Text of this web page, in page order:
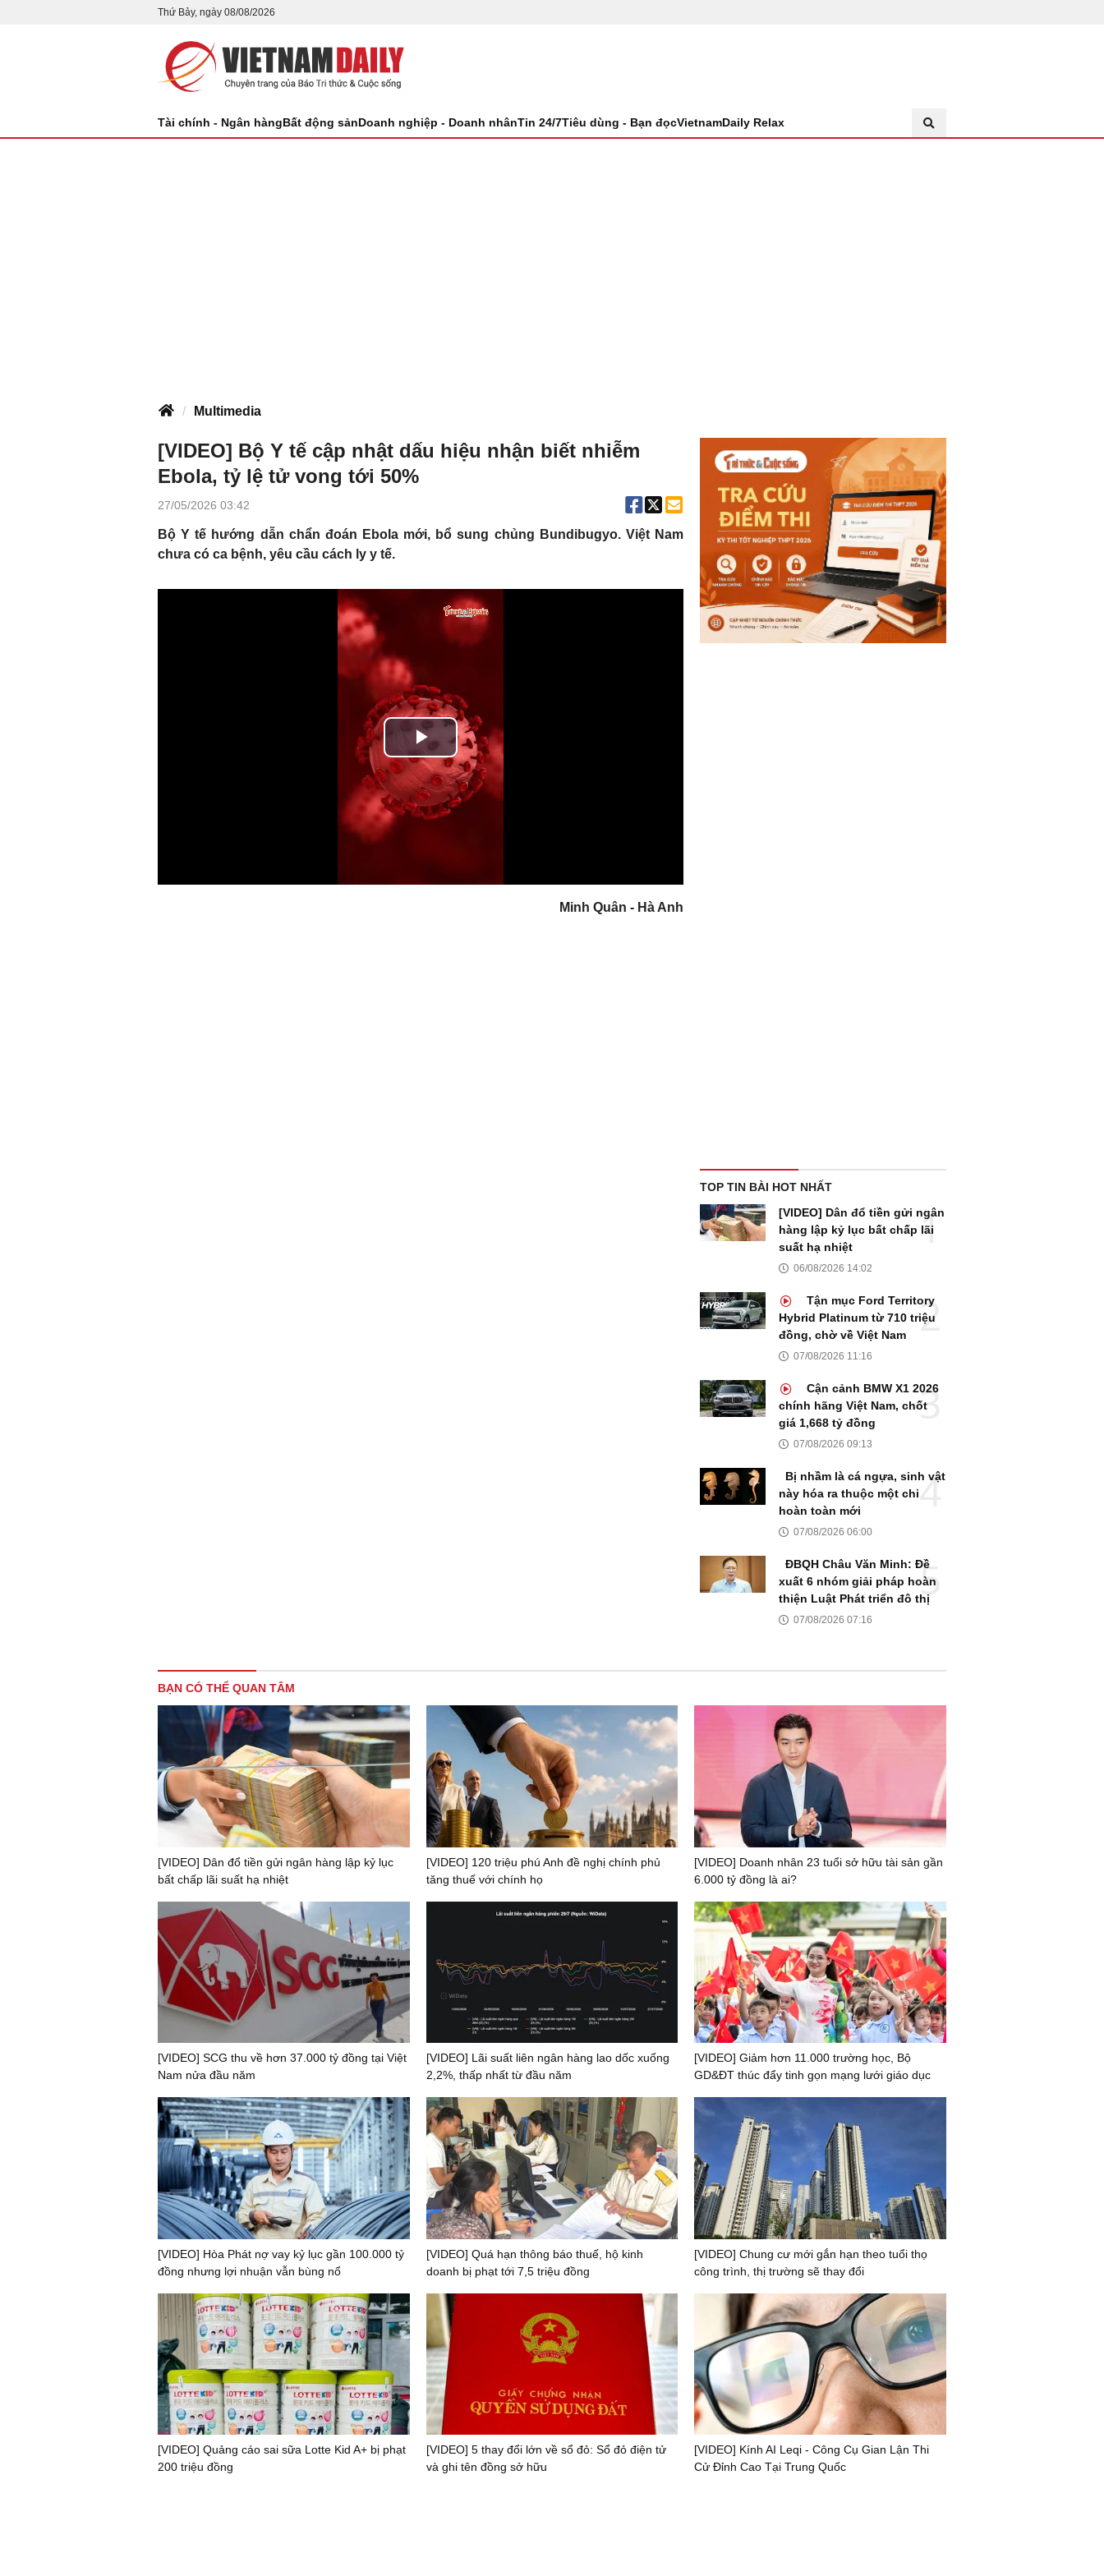
Thứ Bảy, ngày 08/08/2026
Tài chính - Ngân hàngBất động sảnDoanh nghiệp - Doanh nhânTin 24/7Tiêu dùng - Bạn đọcVietnamDaily Relax
Multimedia
[VIDEO] Bộ Y tế cập nhật dấu hiệu nhận biết nhiễm
Ebola, tỷ lệ tử vong tới 50%
27/05/2026 03:42
Bộ Y tế hướng dẫn chẩn đoán Ebola mới, bổ sung chủng Bundibugyo. Việt Nam
chưa có ca bệnh, yêu cầu cách ly y tế.
Play
Video
Minh Quân - Hà Anh
TOP TIN BÀI HOT NHẤT
[VIDEO] Dân đổ tiền gửi ngân
hàng lập kỷ lục bất chấp lãi
suất hạ nhiệt
06/08/2026 14:02
Tận mục Ford Territory
Hybrid Platinum từ 710 triệu
đồng, chờ về Việt Nam
07/08/2026 11:16
Cận cảnh BMW X1 2026
chính hãng Việt Nam, chốt
giá 1,668 tỷ đồng
07/08/2026 09:13
Bị nhầm là cá ngựa, sinh vật
này hóa ra thuộc một chi
hoàn toàn mới
07/08/2026 06:00
ĐBQH Châu Văn Minh: Đề
xuất 6 nhóm giải pháp hoàn
thiện Luật Phát triển đô thị
07/08/2026 07:16
BẠN CÓ THỂ QUAN TÂM
[VIDEO] Dân đổ tiền gửi ngân hàng lập kỷ lục
bất chấp lãi suất hạ nhiệt
[VIDEO] 120 triệu phú Anh đề nghị chính phủ
tăng thuế với chính họ
[VIDEO] Doanh nhân 23 tuổi sở hữu tài sản gần
6.000 tỷ đồng là ai?
[VIDEO] SCG thu về hơn 37.000 tỷ đồng tại Việt
Nam nửa đầu năm
[VIDEO] Lãi suất liên ngân hàng lao dốc xuống
2,2%, thấp nhất từ đầu năm
[VIDEO] Giảm hơn 11.000 trường học, Bộ
GD&ĐT thúc đẩy tinh gọn mạng lưới giáo dục
[VIDEO] Hòa Phát nợ vay kỷ lục gần 100.000 tỷ
đồng nhưng lợi nhuận vẫn bùng nổ
[VIDEO] Quá hạn thông báo thuế, hộ kinh
doanh bị phạt tới 7,5 triệu đồng
[VIDEO] Chung cư mới gắn hạn theo tuổi thọ
công trình, thị trường sẽ thay đổi
[VIDEO] Quảng cáo sai sữa Lotte Kid A+ bị phạt
200 triệu đồng
[VIDEO] 5 thay đổi lớn về sổ đỏ: Sổ đỏ điện tử
và ghi tên đồng sở hữu
[VIDEO] Kính AI Leqi - Công Cụ Gian Lận Thi
Cử Đỉnh Cao Tại Trung Quốc